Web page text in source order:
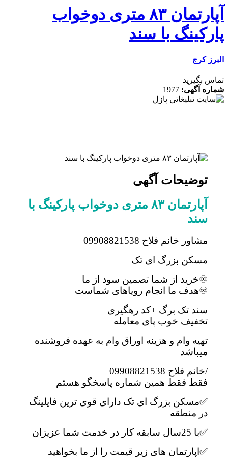
آپارتمان ۸۳ متری دوخواب
با سند
کرج
بگیرید
آگهی:1977
توضیحات آگهی
آپارتمان ۸۳ متری دوخواب پارکینگ با
سند
مشاور خانم فلاح 09908821538
مسکن بزرگ ای تک
♾خرید از شما تصمین سود از ما
♾هدف ما انجام رویاهای شماست
سند تک برگ +کد رهگیری
تخفیف خوب پای معامله
تهیه وام و هزینه اوراق وام به عهده فروشنده
میباشد
/خانم فلاح 09908821538
فقط فقط همین شماره پاسخگو هستم
✅مسکن بزرگ ای تک دارای قوی ترین فایلینگ
در منطقه
✅اپارتمان های زیر قیمت را از ما بخواهید